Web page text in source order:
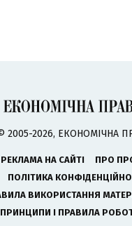
2005-2026, ЕКОНОМІЧНА
РЕКЛАМА НА САЙТІ
ПРО
ПОЛІТИКА
ВИКОРИСТАННЯ
ПРИНЦИПИ І ПРАВИЛА